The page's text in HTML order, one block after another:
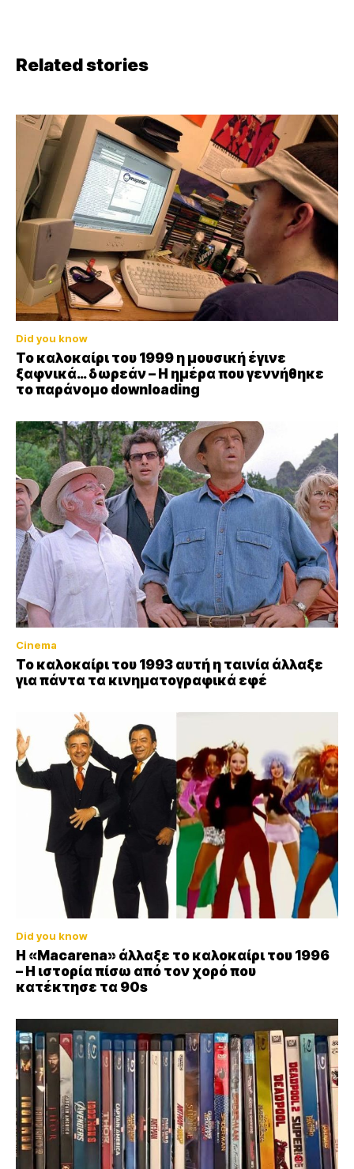
Related stories
Did you know
Το καλοκαίρι του 1999 η μουσική έγινε
ξαφνικά… δωρεάν – Η ημέρα που γεννήθηκε
το παράνομο downloading
Cinema
Το καλοκαίρι του 1993 αυτή η ταινία άλλαξε
για πάντα τα κινηματογραφικά εφέ
Did you know
Η «Macarena» άλλαξε το καλοκαίρι του 1996
– Η ιστορία πίσω από τον χορό που
κατέκτησε τα 90s